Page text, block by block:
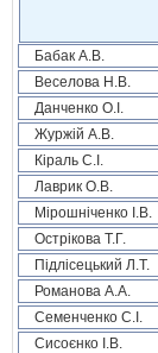
Бабак А.В.
Веселова Н.В.
Данченко О.І.
Журжій А.В.
Кіраль С.І.
Лаврик О.В.
Мірошніченко І.В.
Острікова Т.Г.
Підлісецький Л.Т.
Романова А.А.
Семенченко С.І.
Сисоєнко І.В.